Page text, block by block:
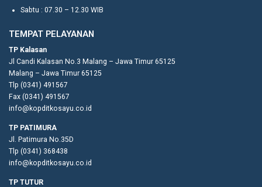
Sabtu : 07.30 – 12.30 WIB
TEMPAT PELAYANAN
TP Kalasan
Jl Candi Kalasan No.3 Malang – Jawa Timur 65125
Malang – Jawa Timur 65125
Tlp (0341) 491567
Fax (0341) 491567
info@kopditkosayu.co.id
TP PATIMURA
Jl. Patimura No.35D
Tlp (0341) 368438
info@kopditkosayu.co.id
TP TUTUR